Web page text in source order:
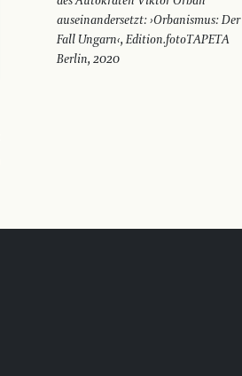
auseinandersetzt: ›Orbanismus: Der
Fall Ungarn‹, Edition.fotoTAPETA
Berlin, 2020